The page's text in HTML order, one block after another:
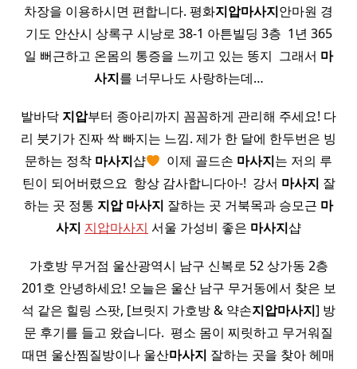
차장을 이용하시면 편합니다. 평화지압마사지안마원 경
기도 안산시 상록구 시낭로 38-1 아튼빌딩 3층 ​ 1년 365
일 뻐근하고 온몸의 통증을 느끼고 있는 똥지 ​ 그래서 마
사지를 너무나도 사랑하는데…
발바닥 지압부터 종아리까지 꼼꼼하게 관리해 주세요! 다
리 붓기가 진짜 싹 빠지는 느낌. 제가 한 달에 한두번은 빙
문하는 정착 마사지샵 ​ 이제 골드손 마사지는 저의 루
틴이 되어버렸으요 ​ 항상 감사합니다아-! ​ 강서 마사지 잘
하는 곳 정통 지압 마사지 잘하는 곳 거북목과 승모근 마
사지 지압마사지 서울 가성비 좋은 마사지샵
가호방 무거점 울산광역시 남구 신복로 52 상가동 2층
201호 안녕하세요! 오늘은 울산 남구 무거동에서 찾은 보
석 같은 힐링 스팟, [브릿지 가호방 & 약손지압마사지] 방
문 후기를 들고 왔습니다. ​ 평소 몸이 찌릿하고 무거워질
때면 울산찜질방이나 울산마사지 잘하는 곳을 찾아 헤매